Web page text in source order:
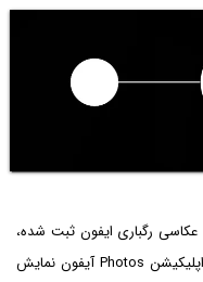
رگباری ایفون ثبت شده،
به صورت یک تصویر در برنامه گالری یا همان اپلیکیشن Photos آیفون نمایش